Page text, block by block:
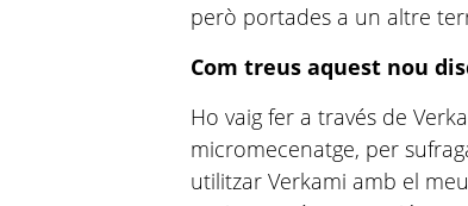
però portades a un altre
Com treus aquest nou
Ho vaig fer a través de
micromecenatge, per
utilitzar Verkami amb el